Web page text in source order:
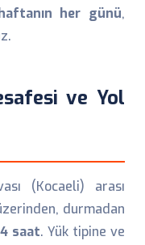
haftanın her günü,
ve Yol
(Kocaeli) arası
durmadan
saat. Yük tipine ve